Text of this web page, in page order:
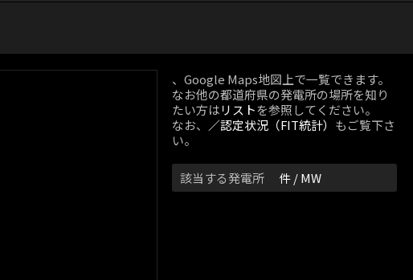
、Google Maps地図上で一覧できます。
なお他の都道府県の発電所の場所を知り
たい方はリストを参照してください。
なお、 ／認定状況（FIT統計） もご覧下さ
い。
該当する発電所 件 /MW